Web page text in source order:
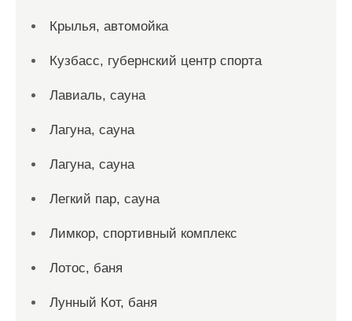
Крылья, автомойка
Кузбасс, губернский центр спорта
Лавиаль, сауна
Лагуна, сауна
Лагуна, сауна
Легкий пар, сауна
Лимкор, спортивный комплекс
Лотос, баня
Лунный Кот, баня